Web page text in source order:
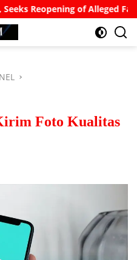
of Alleged False birth
Foto Kualitas